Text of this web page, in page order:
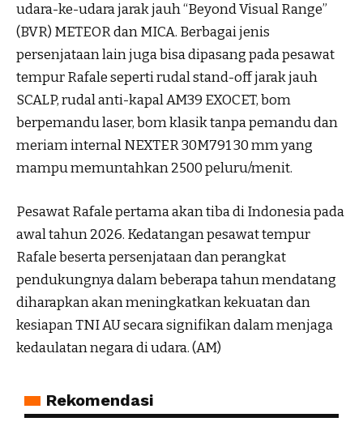
udara-ke-udara jarak jauh “Beyond Visual Range”
(BVR) METEOR dan MICA. Berbagai jenis
persenjataan lain juga bisa dipasang pada pesawat
tempur Rafale seperti rudal stand-off jarak jauh
SCALP, rudal anti-kapal AM39 EXOCET, bom
berpemandu laser, bom klasik tanpa pemandu dan
meriam internal NEXTER 30M791 30 mm yang
mampu memuntahkan 2500 peluru/menit.
Pesawat Rafale pertama akan tiba di Indonesia pada
awal tahun 2026. Kedatangan pesawat tempur
Rafale beserta persenjataan dan perangkat
pendukungnya dalam beberapa tahun mendatang
diharapkan akan meningkatkan kekuatan dan
kesiapan TNI AU secara signifikan dalam menjaga
kedaulatan negara di udara. (AM)
Rekomendasi